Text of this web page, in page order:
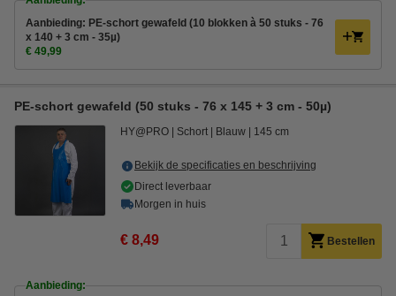
Aanbieding: PE-schort gewafeld (10 blokken à 50 stuks - 76
x 140 + 3 cm - 35µ)
€ 49,99
PE-schort gewafeld (50 stuks - 76 x 145 + 3 cm - 50µ)
HY@PRO Schort Blauw 145 cm
Bekijk de specificaties en beschrijving
Direct leverbaar
Morgen in huis
€ 8,49 Bestellen
Aanbieding: